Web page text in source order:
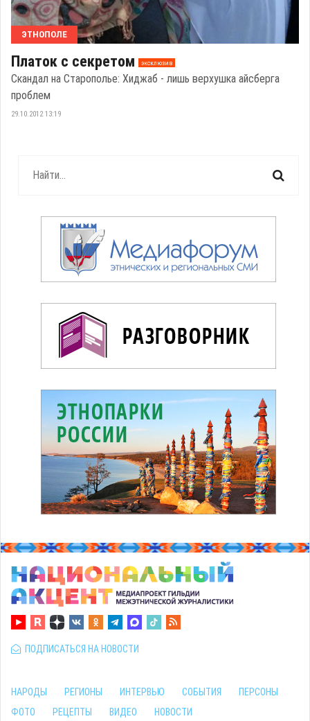
ЭТНОПОЛЕ
Платок с секретом эксклюзив
Скандал на Старополье: Хиджаб - лишь верхушка айсберга
проблем
29.10.2012 13:19
ПОДПИСАТЬСЯ НА НОВОСТИ
НАРОДЫ РЕГИОНЫ ИНТЕРВЬЮ СОБЫТИЯ
ПЕРСОНЫ
ФОТО
РЕЦЕПТЫ ВИДЕО НОВОСТИ